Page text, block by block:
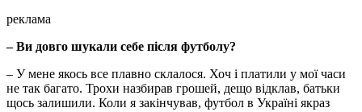
реклама
– Ви довго шукали себе після футболу?
– У мене якось все плавно склалося. Хоч і платили у мої часи
не так багато. Трохи назбирав грошей, дещо відклав, батьки
щось залишили. Коли я закінчував, футбол в Україні якраз